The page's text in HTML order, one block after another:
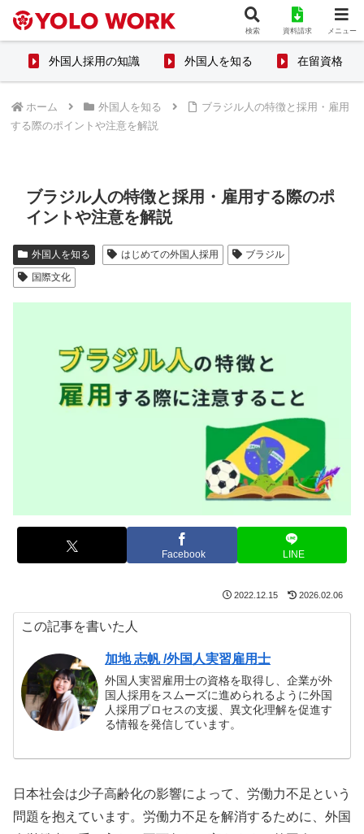
外国人採用の知識 外国人を知る 在留資格
ホーム 外国人を知る
ブラジル人の特徴と採用・雇用
する際のポイントや注意を解説
ブラジル人の特徴と採用・雇用する際のポ
イントや注意を解説
外国人を知る はじめての外国人採用
ブラジル
国際文化
Facebook LINE
2022.12.15 2026.02.06
この記事を書いた人
加地 志帆 /外国人実習雇用士
外国人実習雇用士の資格を取得し、企業が外
国人採用をスムーズに進められるように外国
人採用プロセスの支援、異文化理解を促進す
る情報を発信しています。
日本社会は少子高齢化の影響によって、労働力不足という
問題を抱えています。労働力不足を解消するために、外国
検索 資料請求 メニュー